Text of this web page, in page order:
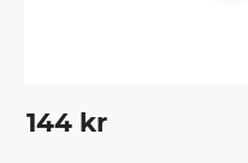
144 kr